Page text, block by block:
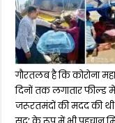
गौरतलब है कि कोरोना
दिनों तक लगातार
जरूरतमंदों की मदद की